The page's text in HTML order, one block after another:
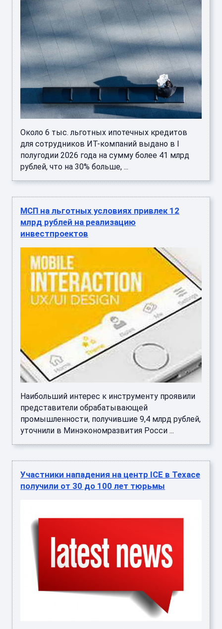
Около 6 тыс. льготных ипотечных кредитов
для сотрудников ИТ-компаний выдано в I
полугодии 2026 года на сумму более 41 млрд
рублей, что на 30% больше, ...
МСП на льготных условиях привлек 12
млрд рублей на реализацию
инвестпроектов
Наибольший интерес к инструменту проявили
представители обрабатывающей
промышленности, получившие 9,4 млрд рублей,
уточнили в Минэкономразвития Росси ...
Участники нападения на центр ICE в Техасе
получили от 30 до 100 лет тюрьмы